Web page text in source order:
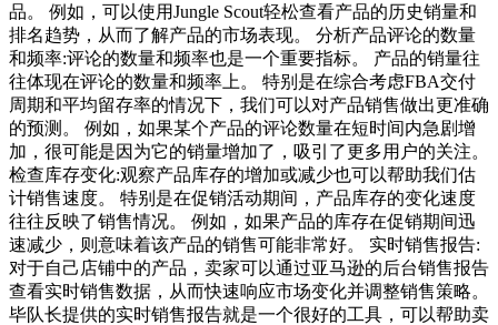
品。 例如，可以使用Jungle Scout轻松查看产品的历史销量和
排名趋势，从而了解产品的市场表现。 分析产品评论的数量
和频率:评论的数量和频率也是一个重要指标。 产品的销量往
往体现在评论的数量和频率上。 特别是在综合考虑FBA交付
周期和平均留存率的情况下，我们可以对产品销售做出更准确
的预测。 例如，如果某个产品的评论数量在短时间内急剧增
加，很可能是因为它的销量增加了，吸引了更多用户的关注。
检查库存变化:观察产品库存的增加或减少也可以帮助我们估
计销售速度。 特别是在促销活动期间，产品库存的变化速度
往往反映了销售情况。 例如，如果产品的库存在促销期间迅
速减少，则意味着该产品的销售可能非常好。 实时销售报告:
对于自己店铺中的产品，卖家可以通过亚马逊的后台销售报告
查看实时销售数据，从而快速响应市场变化并调整销售策略。
毕队长提供的实时销售报告就是一个很好的工具，可以帮助卖